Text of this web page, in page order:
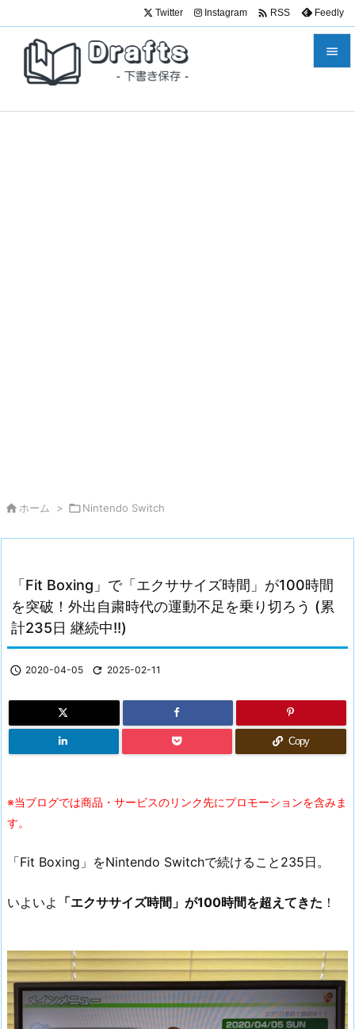

Twitter Instagram  RSS Feedly
 ホーム > Nintendo Switch
「Fit Boxing」で「エクササイズ時間」が100時間
を突破！外出自粛時代の運動不足を乗り切ろう (累
計235日 継続中!!)
 2020-04-05  2025-02-11
Copy
※当ブログでは商品・サービスのリンク先にプロモーションを含みま
す。
「Fit Boxing」をNintendo Switchで続けること235日。
いよいよ 「エクササイズ時間」が100時間を超えてきた ！